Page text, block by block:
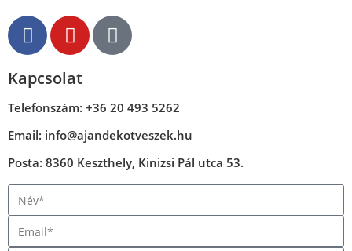
Kapcsolat
Telefonszám: +36 20 493 5262
Email: info@ajandekotveszek.hu
Posta: 8360 Keszthely, Kinizsi Pál utca 53.